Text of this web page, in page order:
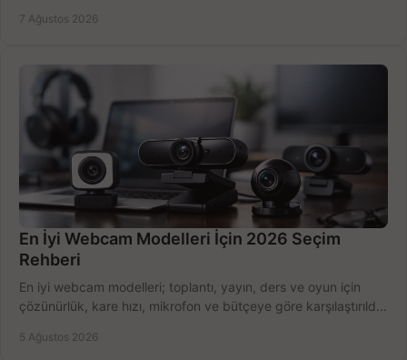
7 Ağustos 2026
En İyi Webcam Modelleri İçin 2026 Seçim
Rehberi
En iyi webcam modelleri; toplantı, yayın, ders ve oyun için
çözünürlük, kare hızı, mikrofon ve bütçeye göre karşılaştırıldı.
5 Ağustos 2026